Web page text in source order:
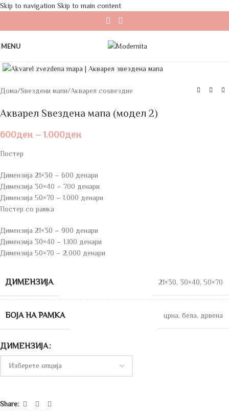
Skip to navigation Skip to main content
MENU
Дома/Ѕвездени мапи/Акварел соѕвездие
Акварел Ѕвездена мапа (модел 2)
600ден – 1.000ден
Постер
Димензија 21×30 – 600 денари
Димензија 30×40 – 700 денари
Димензија 50×70 – 1.000 денари
Постер со рамка
Димензија 21×30 – 900 денари
Димензија 30×40 – 1.100 денари
Димензија 50×70 – 2.000 денари
ДИМЕНЗИЈА 21×30, 30×40, 50×70
БОЈА НА РАМКА црна, бела, дрвена
ДИМЕНЗИЈА
Share: